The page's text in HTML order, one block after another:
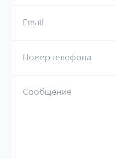
Email
Номер телефона
Сообщение